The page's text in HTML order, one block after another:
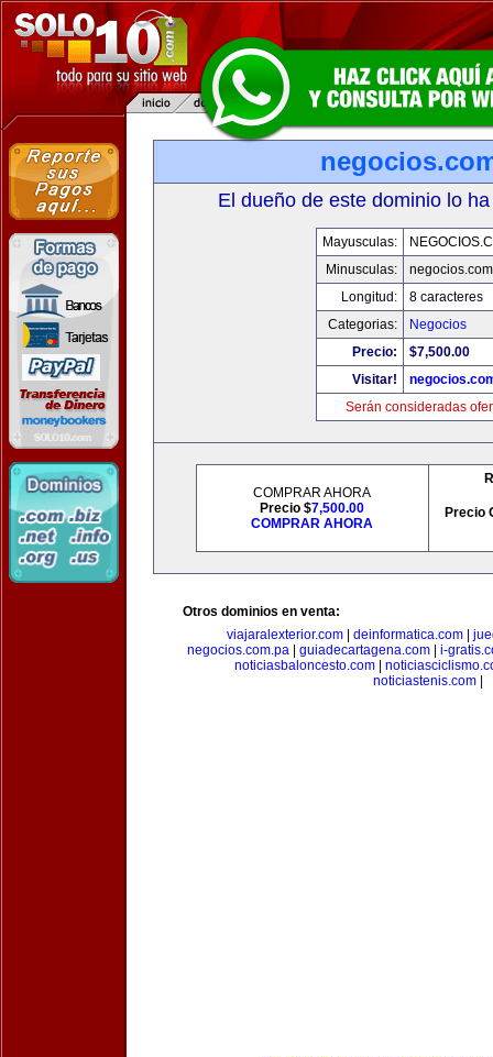
El dueño de este dominio lo
Mayusculas:
Minusculas:
Longitud:
8 caracteres
Categorias:
Negocios
Precio:
$7,500.00
Visitar!
Serán consideradas
COMPRAR AHORA
Precio $7,500.00
COMPRAR AHORA
Precio
Otros dominios en venta:
viajaralexterior.com| deinformatica.com|
negocios.com.pa| guiadecartagena.com| i-
noticiasbaloncesto.com
noticiastenis.com